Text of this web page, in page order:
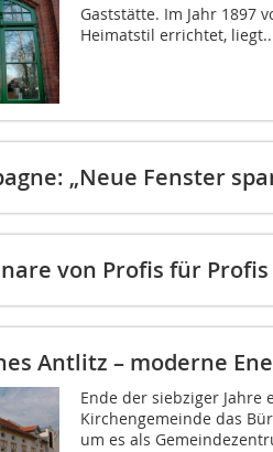
Gaststätte. Im Jahr 1897
Heimatstil errichtet,
„Neue Fenster
von Profis für Profis
Antlitz – moderne
Ende der siebziger Jahre
Kirchengemeinde das
um es als